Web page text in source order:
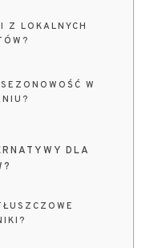
Z LOKALNYCH
W
DLA